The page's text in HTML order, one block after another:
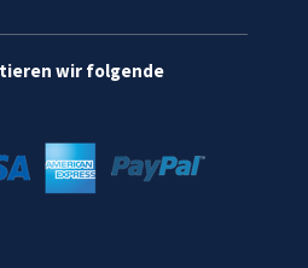
wir folgende